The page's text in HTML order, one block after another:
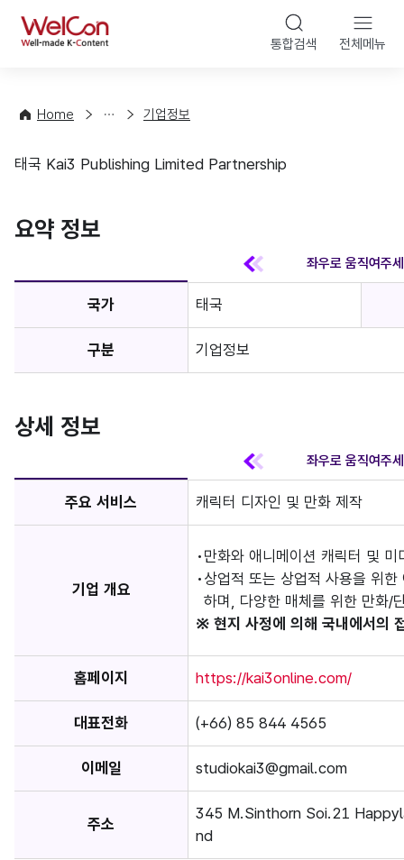
WelCon 통합검색 전체메뉴
Home
컨
팅
해
기
정
기업정보
기업정보
태국 Kai3 Publishing Limited Partnership
요약 정보
국가 태국
구분 기업정보
상세 정보
주요 서비스 캐릭터 디자인 및 만화 제작
기업 개요
만화와 애니메이션 캐릭터 및
상업적 또는 상업적 사용을 위
하며, 다양한 매체를 위한 만화/
※ 현지 사정에 의해 국내에서의
홈페이지 https://kai3online.com/
대표전화 (+66) 85 844 4565
이메일 studiokai3@gmail.com
주소
345 M.Sinthorn Soi.21
nd